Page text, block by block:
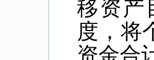
移资产
度，将
资金合